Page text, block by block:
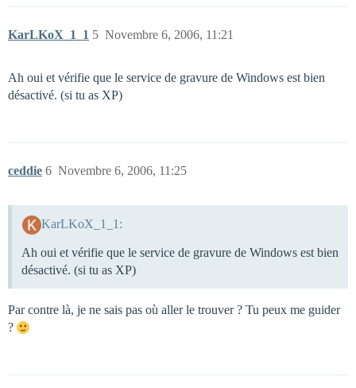
KarLKoX_1_1 Novembre 6, 2006, 11:21
5
Ah oui et vérifie que le service de gravure de Windows est bien
désactivé. (si tu as XP)
ceddie Novembre 6, 2006, 11:25
6
KarLKoX_1_1:
Ah oui et vérifie que le service de gravure de Windows est bien
désactivé. (si tu as XP)
Par contre là, je ne sais pas où aller le trouver ? Tu peux me guider
?